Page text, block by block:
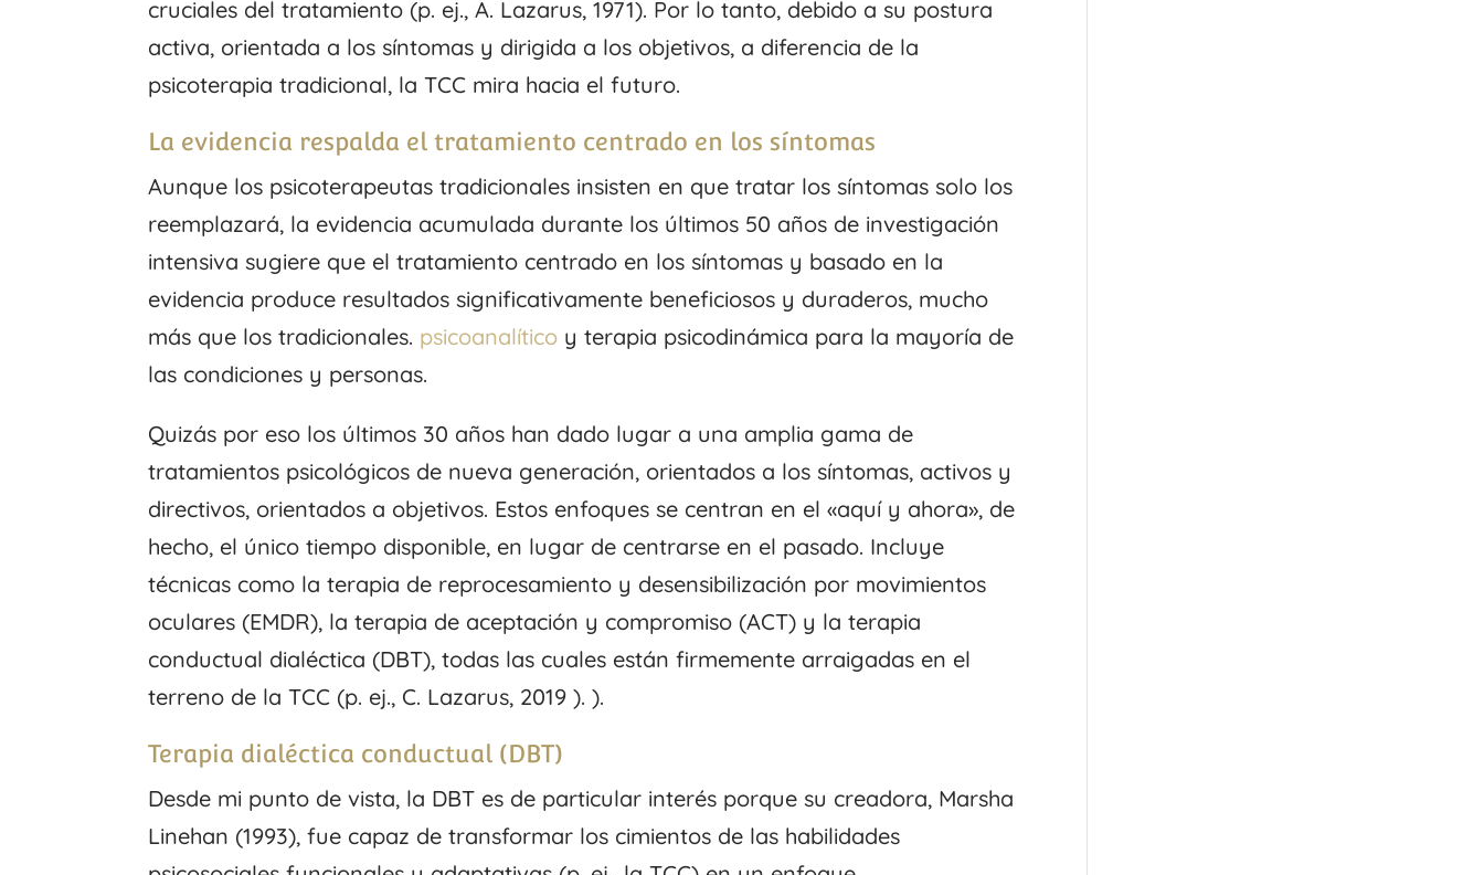
cruciales del tratamiento (p. ej., A. Lazarus, 1971). Por lo tanto, debido a su postura
activa, orientada a los síntomas y dirigida a los objetivos, a diferencia de la
psicoterapia tradicional, la TCC mira hacia el futuro.
La evidencia respalda el tratamiento centrado en los síntomas
Aunque los psicoterapeutas tradicionales insisten en que tratar los síntomas solo los
reemplazará, la evidencia acumulada durante los últimos 50 años de investigación
intensiva sugiere que el tratamiento centrado en los síntomas y basado en la
evidencia produce resultados significativamente beneficiosos y duraderos, mucho
más que los tradicionales. psicoanalítico y terapia psicodinámica para la mayoría de
las condiciones y personas.
Quizás por eso los últimos 30 años han dado lugar a una amplia gama de
tratamientos psicológicos de nueva generación, orientados a los síntomas, activos y
directivos, orientados a objetivos. Estos enfoques se centran en el «aquí y ahora», de
hecho, el único tiempo disponible, en lugar de centrarse en el pasado. Incluye
técnicas como la terapia de reprocesamiento y desensibilización por movimientos
oculares (EMDR), la terapia de aceptación y compromiso (ACT) y la terapia
conductual dialéctica (DBT), todas las cuales están firmemente arraigadas en el
terreno de la TCC (p. ej., C. Lazarus, 2019 ). ).
Terapia dialéctica conductual (DBT)
Desde mi punto de vista, la DBT es de particular interés porque su creadora, Marsha
Linehan (1993), fue capaz de transformar los cimientos de las habilidades